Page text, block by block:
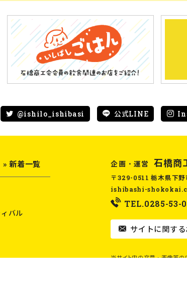
@ishilo_ishibasi 公式LINE
» 新着一覧
バル
企画・運営 石橋商
〒329-0511 栃木県下
ishibashi-
TEL.0285-53-
サイトに関す
当サイト内の文章・画像等の